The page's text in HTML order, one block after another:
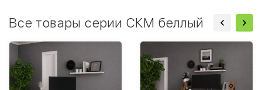
Все товары серии СКМ беллый